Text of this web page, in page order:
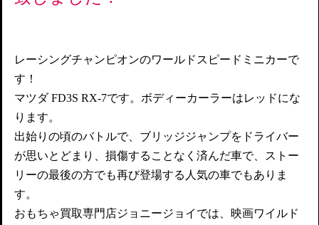
レーシングチャンピオンのワールドスピードミニカーで
す！
マツダ FD3S RX-7です。ボディーカーラーはレッドにな
ります。
出始りの頃のバトルで、ブリッジジャンプをドライバー
が思いとどまり、損傷することなく済んだ車で、ストー
リーの最後の方でも再び登場する人気の車でもありま
す。
おもちゃ買取専門店ジョニージョイでは、映画ワイルド